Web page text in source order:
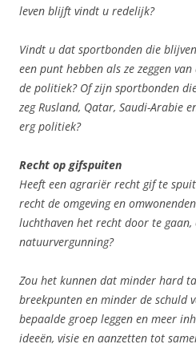
leven blijft vindt u redelijk?
Vindt u dat sportbonden die
een punt hebben als ze zeggen
de politiek? Of zijn sportbonden
zeg Rusland, Qatar, Saudi-Arabie
erg politiek?
Recht op gifspuiten
Heeft een agrariër recht gif te
recht de omgeving en
luchthaven het recht door te gaan,
natuurvergunning?
Zou het kunnen dat minder hard
breekpunten en minder de schuld
bepaalde groep leggen en meer
ideeën, visie en aanzetten tot